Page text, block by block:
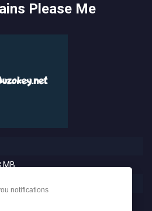
Please Me
MB
notifications